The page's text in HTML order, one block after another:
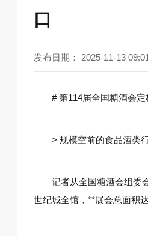
口
发布日期： 2025-11-13
# 第114届全国糖酒会
> 规模空前的食品酒类
记者从全国糖酒会组委
世纪城全馆，**展会总面积